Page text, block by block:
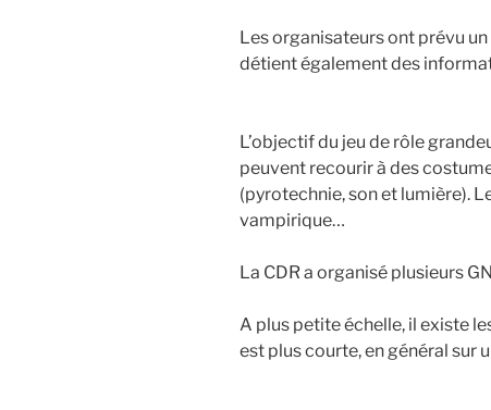
Les organisateurs ont prévu
détient également des
L’objectif du jeu de rôle
peuvent recourir à des
(pyrotechnie, son et lumière).
vampirique…
La CDR a organisé plusieurs
A plus petite échelle, il existe
est plus courte, en général sur